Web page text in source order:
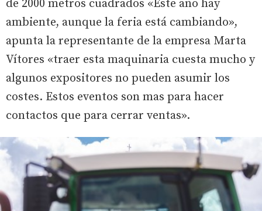
de 2000 metros cuadrados «Este año hay
ambiente, aunque la feria está cambiando»,
apunta la representante de la empresa Marta
Vítores «traer esta maquinaria cuesta mucho y
algunos expositores no pueden asumir los
costes. Estos eventos son mas para hacer
contactos que para cerrar ventas».